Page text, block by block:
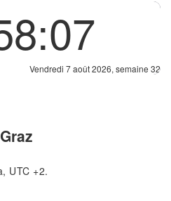
Vendredi 7 août 2026, semaine 32
UTC +2.